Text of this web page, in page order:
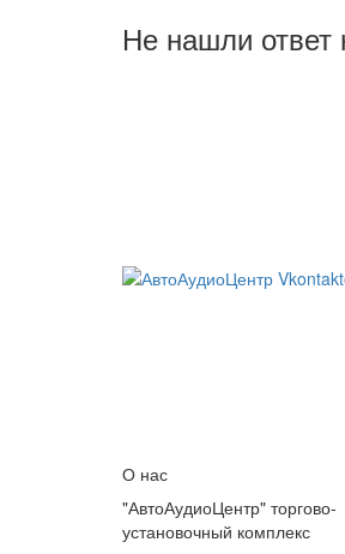
Не нашли ответ
О нас
"АвтоАудиоЦентр" торгово-
установочный комплекс